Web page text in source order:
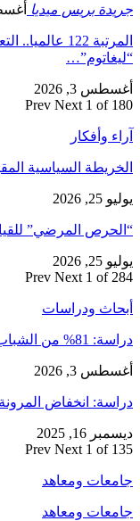
جريدة بريس ميديا
المرتبة 122
“ليغاتوم”…
أغسطس 3, 2026
Prev Next 1 of 180
آراء وأفكار
الخريطة السياسية
يوليو 25, 2026
“الحرص المرضي”
يوليو 25, 2026
Prev Next 1 of 284
أبحاث ودراسات
دراسة: 81% من الشباب يتأثرون بمحتويات رقمية تشجع على…
أغسطس 3, 2026
دراسة: انخفاض
ديسمبر 16, 2025
Prev Next 1 of 135
جامعات ومعاهد
جامعات ومعاهد